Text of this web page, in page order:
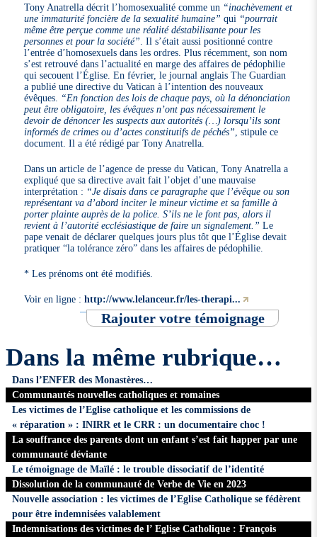
Tony Anatrella décrit l’homosexualité comme un “inachèvement et
une immaturité foncière de la sexualité humaine” qui “pourrait
même être perçue comme une réalité déstabilisante pour les
personnes et pour la société” . Il s’était aussi positionné contre
l’entrée d’homosexuels dans les ordres. Plus récemment, son nom
s’est retrouvé dans l’actualité en marge des affaires de pédophilie
qui secouent l’Église. En février, le journal anglais The Guardian
a publié une directive du Vatican à l’intention des nouveaux
évêques.
“En fonction des lois de chaque pays, où la dénonciation
peut être obligatoire, les évêques n’ont pas nécessairement le
devoir de dénoncer les suspects aux autorités (…) lorsqu’ils sont
informés de crimes ou d’actes constitutifs de péchés” , stipule ce
document. Il a été rédigé par Tony Anatrella.
Dans un article de l’agence de presse du Vatican, Tony Anatrella a
expliqué que sa directive avait fait l’objet d’une mauvaise
interprétation : “Je disais dans ce paragraphe que l’évêque ou son
représentant va d’abord inciter le mineur victime et sa famille à
porter plainte auprès de la police. S’ils ne le font pas, alors il
revient à l’autorité ecclésiastique de faire un signalement.” Le
pape venait de déclarer quelques jours plus tôt que l’Église devait
pratiquer “la tolérance zéro” dans les affaires de pédophilie.
* Les prénoms ont été modifiés.
Voir en ligne :http://www.lelanceur.fr/les-therapi...
Rajouter votre témoignage
Dans la même rubrique…
Dans l’ENFER des Monastères…
Communautés nouvelles catholiques et romaines
Les victimes de l’Eglise catholique et les commissions de
« réparation » : INIRR et le CRR : un documentaire choc !
La souffrance des parents dont un enfant s’est fait happer par une
communauté déviante
Le témoignage de Maïlé : le trouble dissociatif de l’identité
Dissolution de la communauté de Verbe de Vie en 2023
Nouvelle association : les victimes de l’Eglise Catholique se fédèrent
pour être indemnisées valablement
Indemnisations des victimes de l’ Eglise Catholique : François